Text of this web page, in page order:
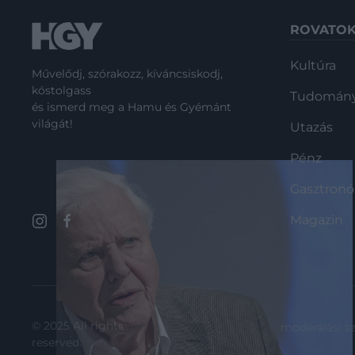
Művelődj, szórakozz, kíváncsiskodj,
kóstolgass
és ismerd meg a Hamu és Gyémánt
világát!
Kultúra
Utazás
Pénz
Magazin
© 2025 All rights
reserved.
moderálási